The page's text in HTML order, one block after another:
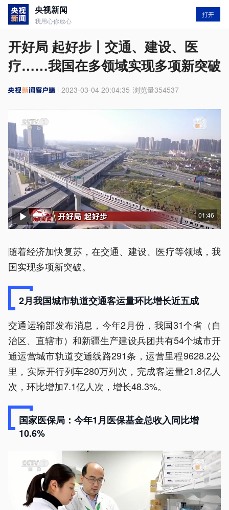
央视新闻
我用心你放心
打开
开好局 起好步丨交通、建设、医
疗……我国在多领域实现多项新突破
2023-03-04 20:04:35 浏览量354537
01:46
随着经济加快复苏，在交通、建设、医疗等领域，我
国实现多项新突破。
2月我国城市轨道交通客运量环比增长近五成
交通运输部发布消息，今年2月份，我国31个省（自
治区、直辖市）和新疆生产建设兵团共有54个城市开
通运营城市轨道交通线路291条，运营里程9628.2公
里，实际开行列车280万列次，完成客运量21.8亿人
次，环比增加7.1亿人次，增长48.3%。
国家医保局：今年1月医保基金总收入同比增
10.6%